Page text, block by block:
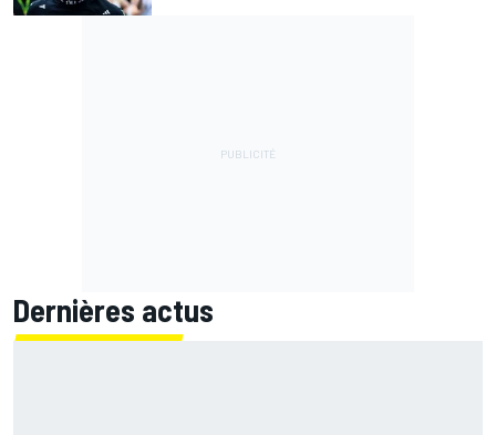
Dernières actus